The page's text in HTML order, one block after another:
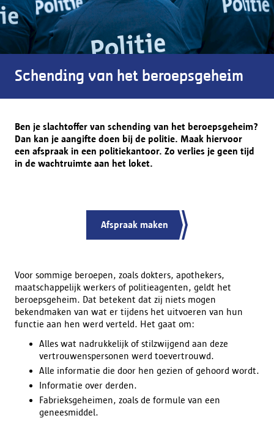
Schending van het beroepsgeheim
Ben je slachtoffer van schending van het beroepsgeheim?
Dan kan je aangifte doen bij de politie. Maak hiervoor
een afspraak in een politiekantoor. Zo verlies je geen tijd
in de wachtruimte aan het loket.
Afspraak maken
Voor sommige beroepen, zoals dokters, apothekers,
maatschappelijk werkers of politieagenten, geldt het
beroepsgeheim. Dat betekent dat zij niets mogen
bekendmaken van wat er tijdens het uitvoeren van hun
functie aan hen werd verteld. Het gaat om:
Alles wat nadrukkelijk of stilzwijgend aan deze
vertrouwenspersonen werd toevertrouwd.
Alle informatie die door hen gezien of gehoord wordt.
Informatie over derden.
Fabrieksgeheimen, zoals de formule van een
geneesmiddel.